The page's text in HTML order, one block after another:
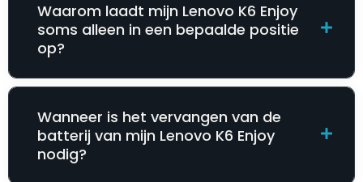
Waarom laadt mijn Lenovo K6 Enjoy
soms alleen in een bepaalde positie
op?
Wanneer is het vervangen van de
batterij van mijn Lenovo K6 Enjoy
nodig?